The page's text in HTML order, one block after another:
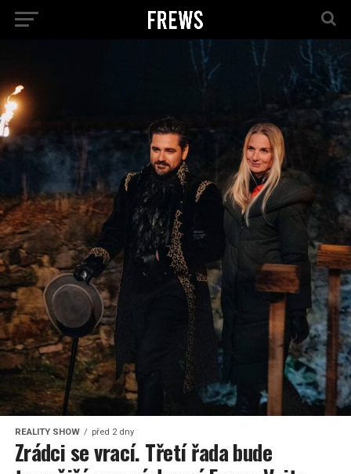
REALITY SHOW před 2 dny
Zrádci se vrací. Třetí řada bude